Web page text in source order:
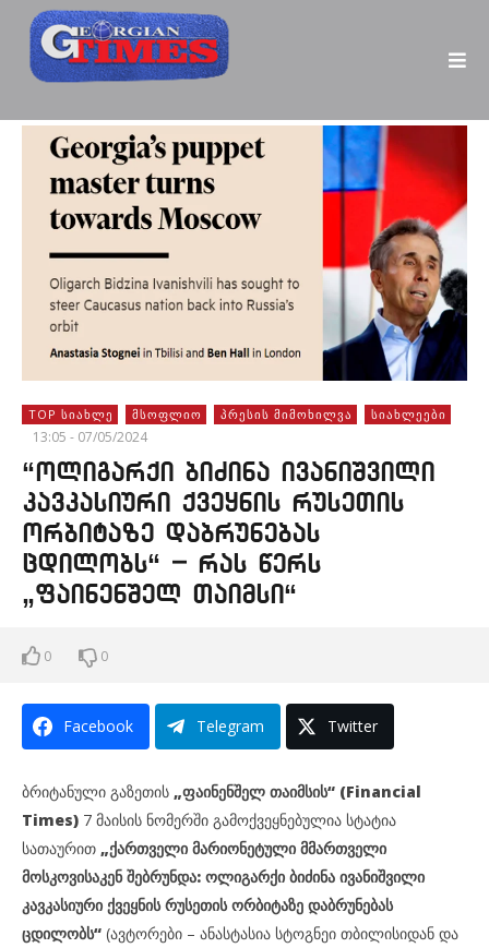
TOP ᲡᲘᲐᲮᲚᲔ ᲛᲡᲝᲤᲚᲘᲝ ᲞᲠᲔᲡᲘᲡ ᲛᲘᲛᲝᲮᲘᲚᲕᲐ ᲡᲘᲐᲮᲚᲔᲔᲑᲘ
13:05 - 07/05/2024
“ოლიგარქი ბიძინა ივანიშვილი
კავკასიური ქვეყნის რუსეთის
ორბიტაზე დაბრუნებას
ცდილობს“ – რას წერს
„ფაინენშელ თაიმსი“
0 0
Facebook Telegram Twitter
ბრიტანული გაზეთის „ფაინენშელ თაიმსის“ (Financial
Times) 7 მაისის ნომერში გამოქვეყნებულია სტატია
სათაურით „ქართველი მარიონეტული მმართველი
მოსკოვისაკენ შებრუნდა: ოლიგარქი ბიძინა ივანიშვილი
კავკასიური ქვეყნის რუსეთის ორბიტაზე დაბრუნებას
ცდილობს“ (ავტორები – ანასტასია სტოგნეი თბილისიდან და